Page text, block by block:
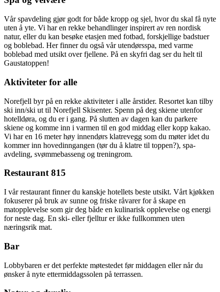
Vår spavdeling gjør godt for både kropp og sjel, hvor du skal få nyte
uten å yte. Vi har en rekke behandlinger inspirert av ren nordisk
natur, eller du kan besøke etasjen med fotbad, forskjellige badstuer
og boblebad. Her finner du også vår utendørsspa, med varme
boblebad med utsikt over fjellene. På en skyfri dag ser du helt til
Gaustatoppen!
Aktiviteter for alle
Norefjell byr på en rekke aktiviteter i alle årstider. Resortet kan tilby
ski inn/ski ut til Norefjell Skisenter. Spenn på deg skiene utenfor
hotelldøra, og du er i gang. På slutten av dagen kan du parkere
skiene og komme inn i varmen til en god middag eller kopp kakao.
Vi har en 16 meter høy innendørs klatrevegg som du møter idet du
kommer inn hovedinngangen (tør du å klatre til toppen?), spa-
avdeling, svømmebasseng og treningrom.
Restaurant 815
I vår restaurant finner du kanskje hotellets beste utsikt. Vårt kjøkken
fokuserer på bruk av sunne og friske råvarer for å skape en
matopplevelse som gir deg både en kulinarisk opplevelse og energi
for neste dag. En ski- eller fjelltur er ikke fullkommen uten
næringsrik mat.
Bar
Lobbybaren er det perfekte møtestedet før middagen eller når du
ønsker å nyte ettermiddagssolen på terrassen.